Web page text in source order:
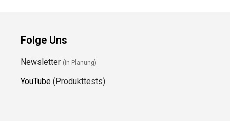
Folge Uns
Newsletter (in Planung)
YouTube (Produkttests)